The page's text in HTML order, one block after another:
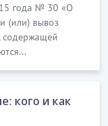
года № 30 «О
(или) вывоз
содержащей
кого и как